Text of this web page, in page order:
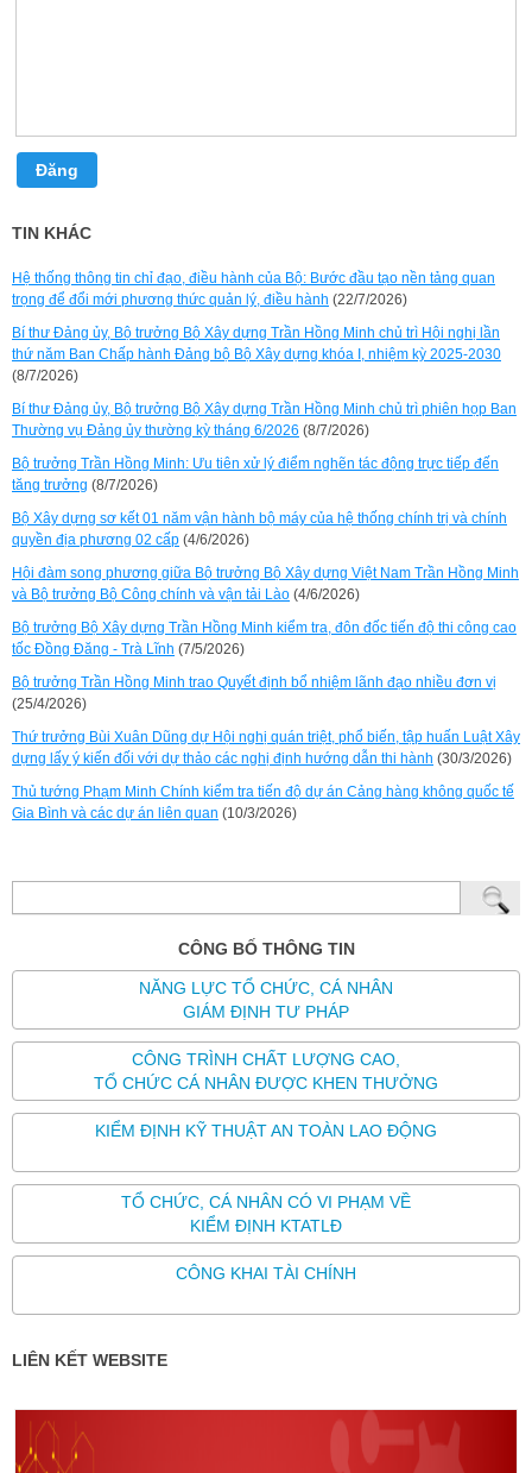
Đăng
TIN KHÁC
Hệ thống thông tin chỉ đạo, điều hành của Bộ: Bước đầu tạo nền tảng quan
trọng để đổi mới phương thức quản lý, điều hành (22/7/2026)
Bí thư Đảng ủy, Bộ trưởng Bộ Xây dựng Trần Hồng Minh chủ trì Hội nghị lần
thứ năm Ban Chấp hành Đảng bộ Bộ Xây dựng khóa I, nhiệm kỳ 2025-2030
(8/7/2026)
Bí thư Đảng ủy, Bộ trưởng Bộ Xây dựng Trần Hồng Minh chủ trì phiên họp Ban
Thường vụ Đảng ủy thường kỳ tháng 6/2026 (8/7/2026)
Bộ trưởng Trần Hồng Minh: Ưu tiên xử lý điểm nghẽn tác động trực tiếp đến
tăng trưởng (8/7/2026)
Bộ Xây dựng sơ kết 01 năm vận hành bộ máy của hệ thống chính trị và chính
quyền địa phương 02 cấp (4/6/2026)
Hội đàm song phương giữa Bộ trưởng Bộ Xây dựng Việt Nam Trần Hồng Minh
và Bộ trưởng Bộ Công chính và vận tải Lào (4/6/2026)
Bộ trưởng Bộ Xây dựng Trần Hồng Minh kiểm tra, đôn đốc tiến độ thi công cao
tốc Đồng Đăng - Trà Lĩnh (7/5/2026)
Bộ trưởng Trần Hồng Minh trao Quyết định bổ nhiệm lãnh đạo nhiều đơn vị
(25/4/2026)
Thứ trưởng Bùi Xuân Dũng dự Hội nghị quán triệt, phổ biến, tập huấn Luật Xây
dựng lấy ý kiến đối với dự thảo các nghị định hướng dẫn thi hành (30/3/2026)
Thủ tướng Phạm Minh Chính kiểm tra tiến độ dự án Cảng hàng không quốc tế
Gia Bình và các dự án liên quan (10/3/2026)
CÔNG BỐ THÔNG TIN
NĂNG LỰC TỔ CHỨC, CÁ NHÂN
GIÁM ĐỊNH TƯ PHÁP
CÔNG TRÌNH CHẤT LƯỢNG CAO,
TỔ CHỨC CÁ NHÂN ĐƯỢC KHEN THƯỞNG
KIỂM ĐỊNH KỸ THUẬT AN TOÀN LAO ĐỘNG
TỔ CHỨC, CÁ NHÂN CÓ VI PHẠM VỀ
KIỂM ĐỊNH KTATLĐ
CÔNG KHAI TÀI CHÍNH
LIÊN KẾT WEBSITE